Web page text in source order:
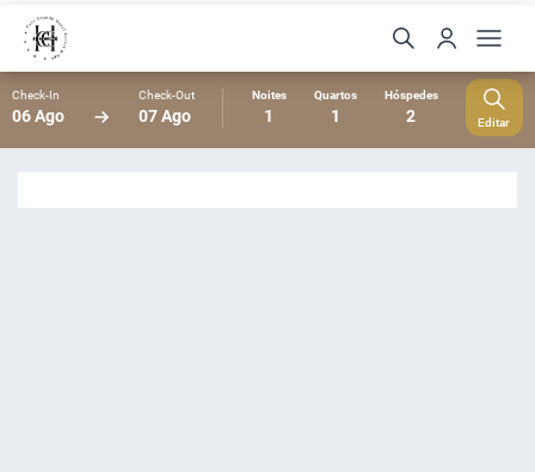
Check-In
06 Ago
Check-Out
07 Ago
Noites
1
Quartos
1
Hóspedes
2 Editar